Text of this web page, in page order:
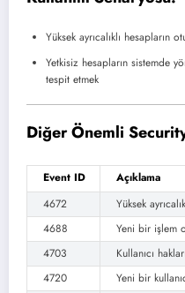
Yüksek ayrıcalıklı hesapların
Yetkisiz hesapların sistemde
tespit etmek
Diğer Önemli
Event ID
Açıklama
4672
Yüksek
4688
Yeni bir işlem
4703
Kullanıcı
4720
Yeni bir